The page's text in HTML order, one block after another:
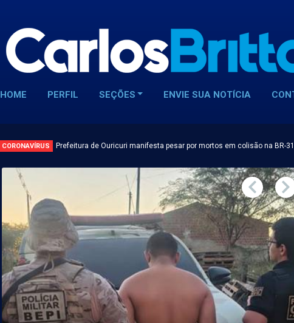
HOME PERFIL SEÇÕES ENVIE SUA NOTÍCIA
CORONAVÍRUS Prefeitura de Ouricuri manifesta pesar por mortos em colisão na BR-